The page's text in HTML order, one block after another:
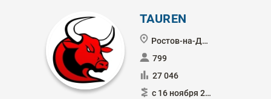
TAUREN
Ростов-на-Дону
799
27 046
с 16 ноября 2020